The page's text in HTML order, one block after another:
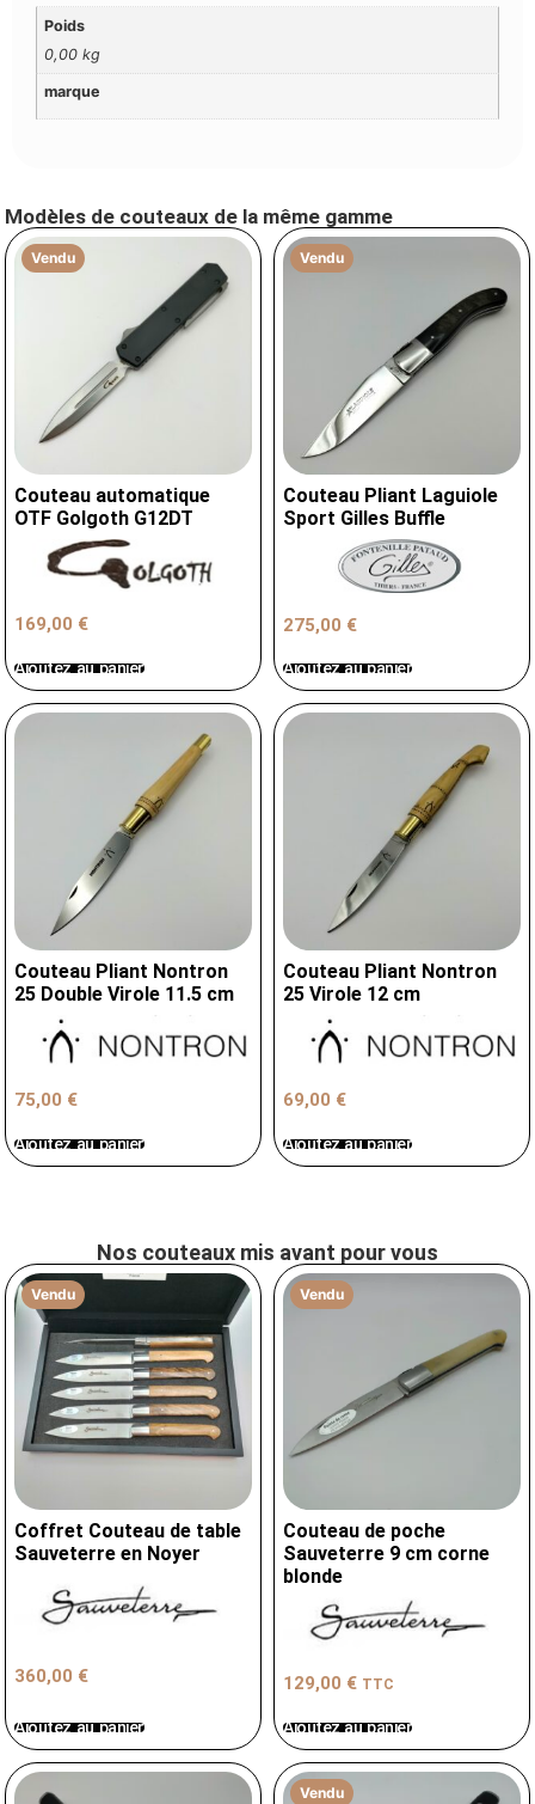
Poids
0,00 kg
marque
Modèles de couteaux de la même gamme
Vendu
Couteau automatique
OTF Golgoth G12DT
169,00 €
Ajoutez au panier
Vendu
Couteau Pliant Laguiole
Sport Gilles Buffle
275,00 €
Ajoutez au panier
Couteau Pliant Nontron
25 Double Virole 11.5 cm
75,00 €
Ajoutez au panier
Couteau Pliant Nontron
25 Virole 12 cm
69,00 €
Ajoutez au panier
Nos couteaux mis avant pour vous
Vendu
Coffret Couteau de table
Sauveterre en Noyer
360,00 €
Ajoutez au panier
Vendu
Couteau de poche
Sauveterre 9 cm corne
blonde
129,00 € TTC
Ajoutez au panier
Vendu